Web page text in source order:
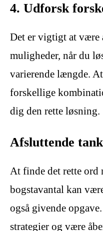
4. Udforsk
Det er vigtigt at være
muligheder, når du
varierende længde.
forskellige
dig den rette løsning.
Afsluttende
At finde det rette ord
bogstavantal kan
også givende
strategier og være